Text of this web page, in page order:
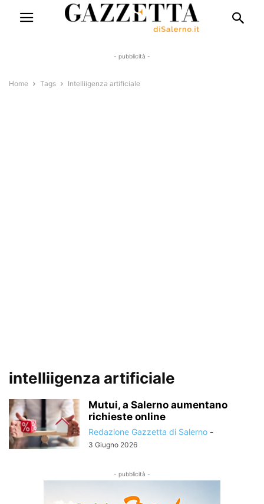
- pubblicità -
Home Tags Intelliigenza artificiale
intelliigenza artificiale
Mutui, a Salerno aumentano
richieste online
Redazione Gazzetta di Salerno -
3 Giugno 2026
- pubblicità -